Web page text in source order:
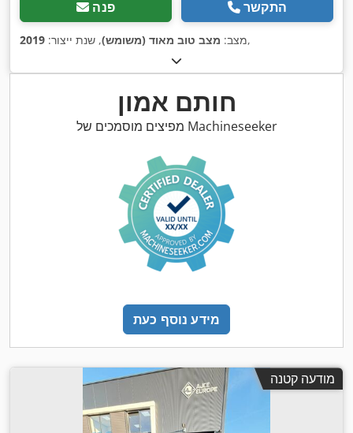
פנה התקשר
מצב: מצב טוב מאוד (משומש), שנת ייצור: 2019 ,
חותם אמון
מפיצים מוסמכים של Machineseeker
מידע נוסף כעת
מודעה קטנה